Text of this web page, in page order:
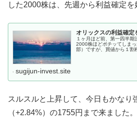
した2000株は、先週から利益確定を
オリックスの利益確定
１ヶ月ほど前、第一四半期
2000株ほどポチッてしま
部）ですが、買値から１割
sugijun-invest.site
スルスルと上昇して、今日もかなり
（+2.84%）の1755円まで来ました。